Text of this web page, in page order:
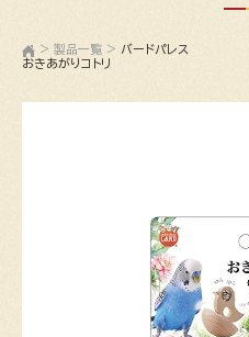
> 製品一覧 > バードパレス
おきあがりコトリ